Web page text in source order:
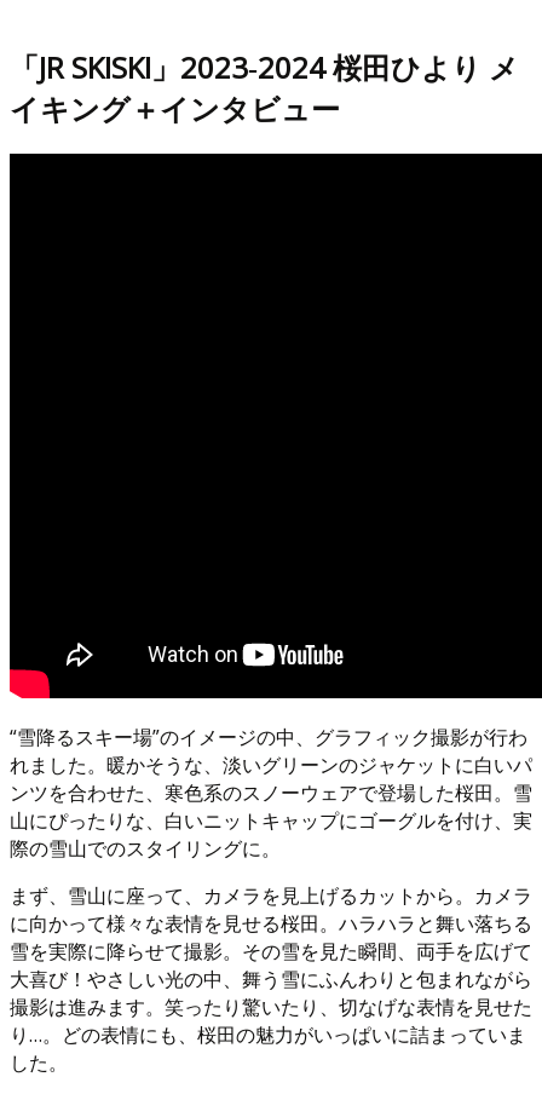
「JR SKISKI」2023‐2024 桜田ひより メ
イキング＋インタビュー
“雪降るスキー場”のイメージの中、グラフィック撮影が行わ
れました。暖かそうな、淡いグリーンのジャケットに白いパ
ンツを合わせた、寒色系のスノーウェアで登場した桜田。雪
山にぴったりな、白いニットキャップにゴーグルを付け、実
際の雪山でのスタイリングに。
まず、雪山に座って、カメラを見上げるカットから。カメラ
に向かって様々な表情を見せる桜田。ハラハラと舞い落ちる
雪を実際に降らせて撮影。その雪を見た瞬間、両手を広げて
大喜び！やさしい光の中、舞う雪にふんわりと包まれながら
撮影は進みます。笑ったり驚いたり、切なげな表情を見せた
り…。どの表情にも、桜田の魅力がいっぱいに詰まっていま
した。